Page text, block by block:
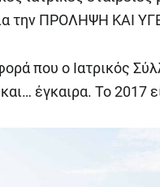
την ΠΡΟΛΗΨΗ ΚΑΙ
που ο Ιατρικός
έγκαιρα. Το 2017